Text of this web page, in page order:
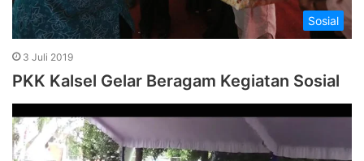
Sosial
3 Juli 2019
PKK Kalsel Gelar Beragam Kegiatan Sosial